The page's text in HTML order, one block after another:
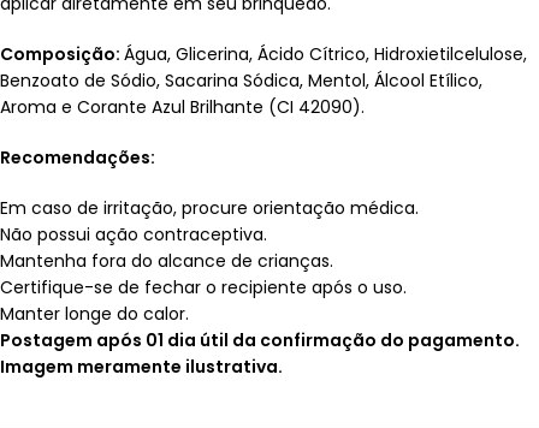
Composição: Água, Glicerina, Ácido Cítrico, Hidroxietilcelulose,
Benzoato de Sódio, Sacarina Sódica, Mentol, Álcool Etílico,
Aroma e Corante Azul Brilhante (CI 42090).
Recomendações:
Em caso de irritação, procure orientação médica.
Não possui ação contraceptiva.
Mantenha fora do alcance de crianças.
Certifique-se de fechar o recipiente após o uso.
Manter longe do calor.
Postagem após 01 dia útil da confirmação do pagamento.
Imagem meramente ilustrativa.